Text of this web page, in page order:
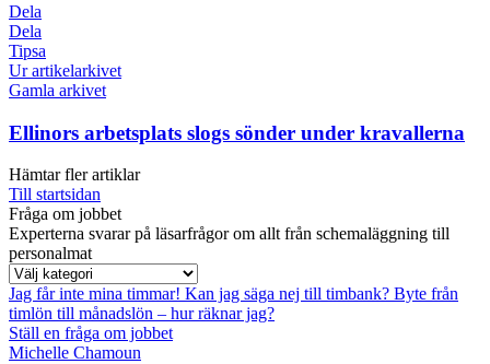
Dela
Dela
Tipsa
Ur artikelarkivet
Gamla arkivet
Ellinors arbetsplats slogs sönder under kravallerna
Hämtar fler artiklar
Till startsidan
Fråga om jobbet
Experterna svarar på läsarfrågor om allt från schemaläggning till
personalmat
Jag får inte mina timmar! Kan jag säga nej till timbank? Byte från
timlön till månadslön – hur räknar jag?
Ställ en fråga om jobbet
Michelle Chamoun